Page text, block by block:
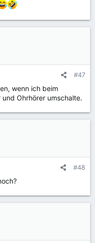
#47
wenn ich beim
Ohrhörer umschalte.
#48